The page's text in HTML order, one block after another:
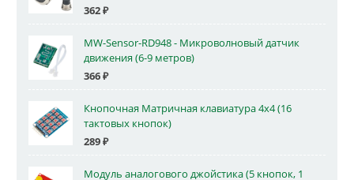
362₽
MW-Sensor-RD948 - Микроволновый датчик
движения (6-9 метров)
366₽
Кнопочная Матричная клавиатура 4x4 (16
тактовых кнопок)
289₽
Модуль аналогового джойстика (5 кнопок, 1